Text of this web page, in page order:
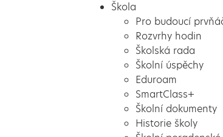
Škola
Pro budoucí
Rozvrhy hodin
Školská rada
Školní úspěchy
Eduroam
SmartClass+
Školní dokumenty
Historie školy